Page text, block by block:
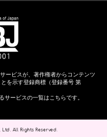
ービスが、著作権者からコンテンツ
を示す登録商標（登録番号 第
サービスの一覧はこちらです。
All Rights Reserved.